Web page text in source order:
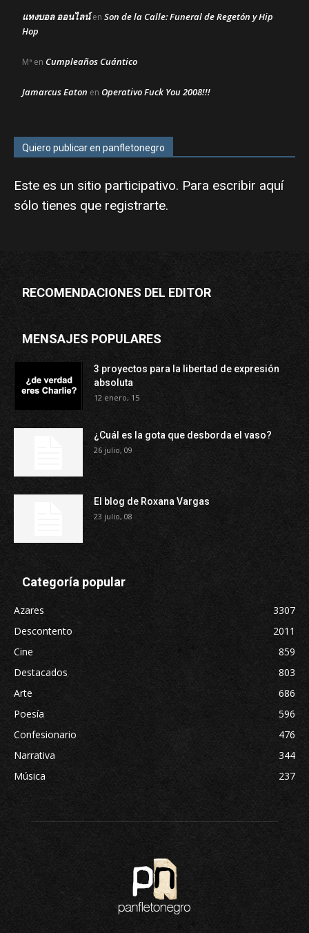
แทงบอล ออนไลน์en Son de la Calle: Funeral de Regetón y Hip
Hop
Mª en Cumpleaños Cuántico
Jamarcus Eaton en Operativo Fuck You 2008!!!
Quiero publicar en panfletonegro
Este es un sitio participativo. Para escribir aquí
sólo tienes que registrarte.
RECOMENDACIONES DEL EDITOR
MENSAJES POPULARES
3 proyectos para la libertad de expresión
absoluta
12 enero, 15
¿Cuál es la gota que desborda el vaso?
26 julio, 09
El blog de Roxana Vargas
23 julio, 08
Categoría popular
Azares
3307
Descontento
2011
Cine
859
Destacados
803
Arte
686
Poesía
596
Confesionario
476
Narrativa
344
Música
237